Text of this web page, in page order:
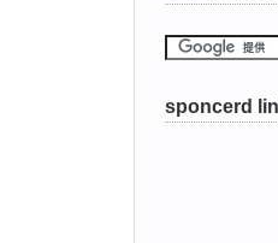
sponcerd